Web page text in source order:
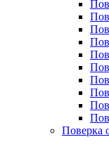
Поверка